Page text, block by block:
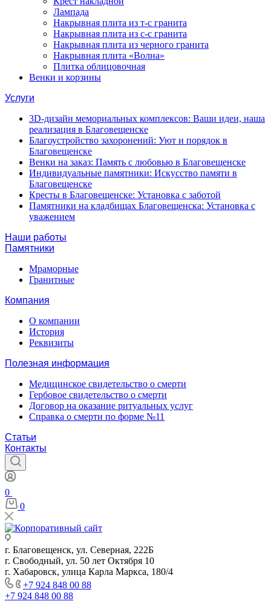
Лампада
Накрывная плита из т-с гранита
Накрывная плита из с-с гранита
Накрывная плита из черного гранита
Накрывная плита «Волна»
Плитка облицовочная
Венки и корзины
Услуги
3D-дизайн мемориальных комплексов: Ваши идеи, наша
реализация в Благовещенске
Благоустройство захоронений: Уют и порядок в
Благовещенске
Венки на заказ: Память с любовью в Благовещенске
Индивидуальные памятники: Искусство памяти в
Благовещенске
Кресты в Благовещенске: Установка с заботой
Памятники на кладбищах Благовещенска: Установка с
уважением
Наши работы
Памятники
Мраморные
Гранитные
Компания
О компании
История
Реквизиты
Полезная информация
Медицинское свидетельство о смерти
Гербовое свидетельство о смерти
Договор на оказание ритуальных услуг
Справка о смерти по форме №11
Статьи
Контакты
0
0
г. Благовещенск, ул. Северная, 222Б
г. Свободный, ул. 50 лет Октября 10
г. Хабаровск, улица Карла Маркса, 180/4
+7 924 848 00 88
+7 924 848 00 88